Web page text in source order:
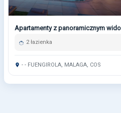
Apartamenty z panoramicznym
2 łazienka
- - FUENGIROLA, MALAGA, COS